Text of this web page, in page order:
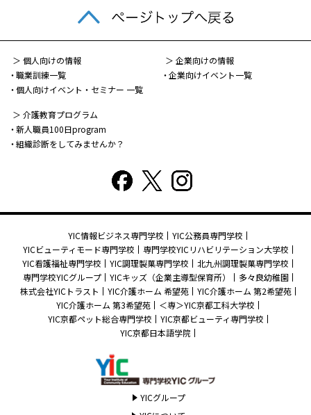
＞ 個人向けの情報
職業訓練一覧
個人向けイベント・セミナー 一覧
＞ 企業向けの情報
企業向けイベント一覧
＞ 介護教育プログラム
新人職員100日program
組織診断をしてみませんか？
YIC情報ビジネス専門学校
YIC公務員専門学校
YICビューティモード専門学校
専門学校YICリハビリテーション大学校
YIC看護福祉専門学校
YIC調理製菓専門学校
北九州調理製菓専門学校
専門学校YICグループ
YICキッズ（企業主導型保育所）
多々良幼稚園
株式会社YICトラスト
YIC介護ホーム 希望苑
YIC介護ホーム 第2希望苑
YIC介護ホーム 第3希望苑
＜専＞YIC京都工科大学校
YIC京都ペット総合専門学校
YIC京都ビューティ専門学校
YIC京都日本語学院
YICグループ